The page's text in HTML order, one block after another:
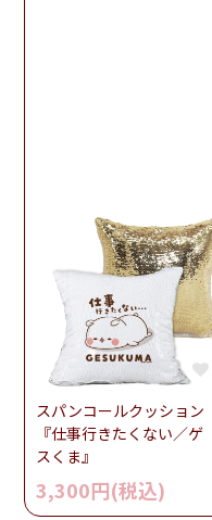
スパンコールクッション
『仕事行きたくない／ゲ
スくま』
3,300円(税込)